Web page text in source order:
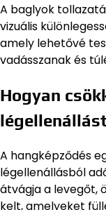
A baglyok
vizuális
amely lehetővé
vadásszanak és
Hogyan
A hangképződés
légellenállásból
átvágja a levegőt,
kelt, amelyeket